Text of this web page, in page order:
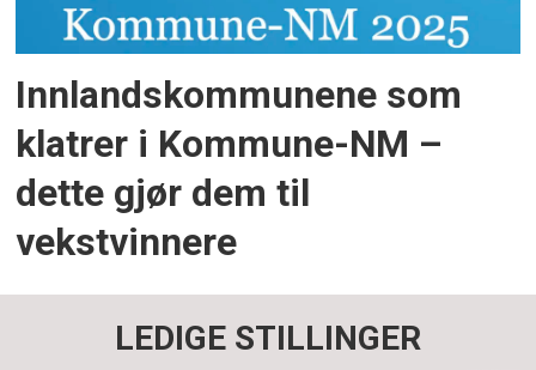
Innlandskommunene som
klatrer i Kommune-NM –
dette gjør dem til
vekstvinnere
LEDIGE STILLINGER